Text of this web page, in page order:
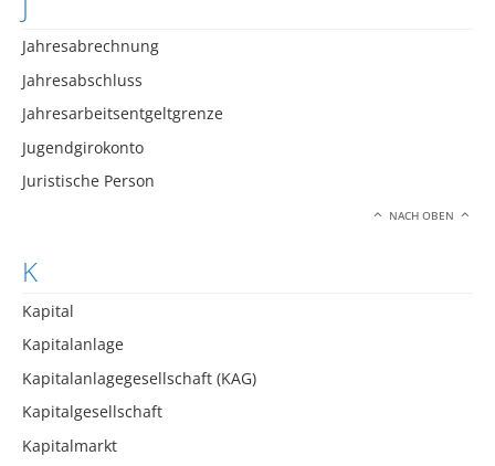
Jahresabrechnung
Jahresabschluss
Jahresarbeitsentgeltgrenze
Jugendgirokonto
Juristische Person
NACH OBEN
K
Kapital
Kapitalanlage
Kapitalanlagegesellschaft (KAG)
Kapitalgesellschaft
Kapitalmarkt